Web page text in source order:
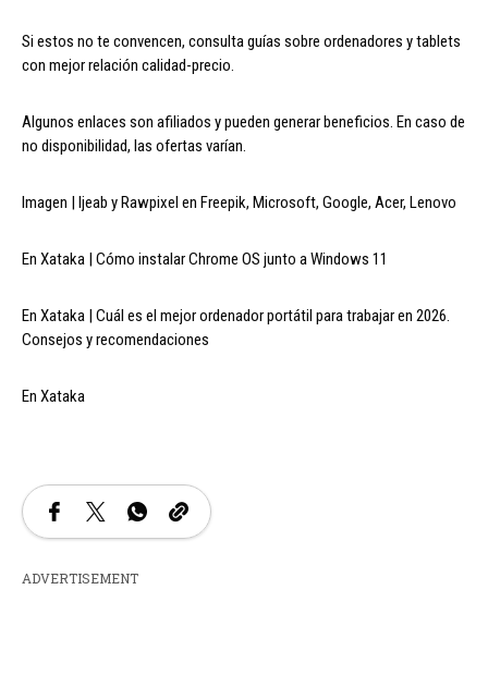
Si estos no te convencen, consulta guías sobre ordenadores y tablets
con mejor relación calidad-precio.
Algunos enlaces son afiliados y pueden generar beneficios. En caso de
no disponibilidad, las ofertas varían.
Imagen | Ijeab y Rawpixel en Freepik, Microsoft, Google, Acer, Lenovo
En Xataka | Cómo instalar Chrome OS junto a Windows 11
En Xataka | Cuál es el mejor ordenador portátil para trabajar en 2026.
Consejos y recomendaciones
En Xataka
ADVERTISEMENT